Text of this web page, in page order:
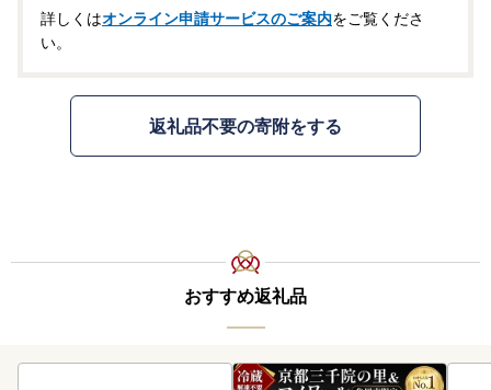
詳しくはオンライン申請サービスのご案内をご覧くださ
い。
返礼品不要の寄附をする
おすすめ返礼品